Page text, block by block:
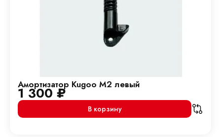
Амортизатор Kugoo M2 левый
1 300₽
В корзину